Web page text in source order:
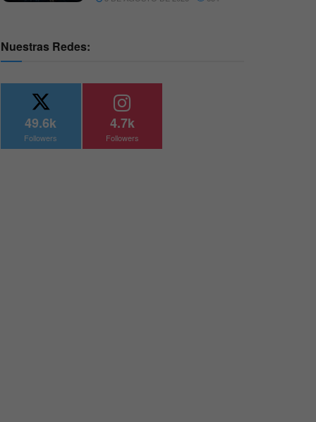
Nuestras Redes:
49.6k
Followers
4.7k
Followers